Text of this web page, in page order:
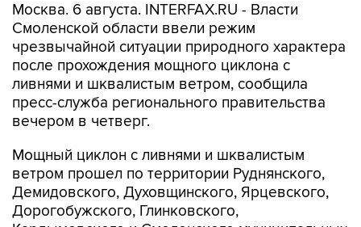
Москва. 6 августа. INTERFAX.RU - Власти
Смоленской области ввели режим
чрезвычайной ситуации природного характера
после прохождения мощного циклона с
ливнями и шквалистым ветром, сообщила
пресс-служба регионального правительства
вечером в четверг.
Мощный циклон с ливнями и шквалистым
ветром прошел по территории Руднянского,
Демидовского, Духовщинского, Ярцевского,
Дорогобужского, Глинковского,